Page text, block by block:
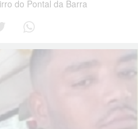
do Pontal da Barra